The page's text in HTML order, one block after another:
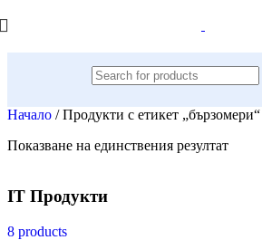
Начало / Продукти с етикет „бързомери“
Показване на единствения резултат
IT Продукти
8 products